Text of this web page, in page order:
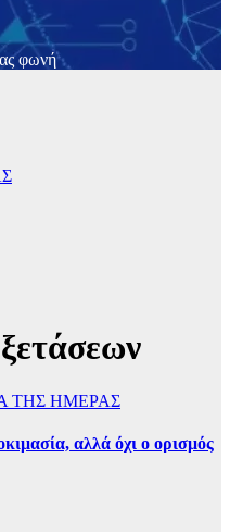
φωνή
ΤΗΣ ΗΜΕΡΑΣ
αλλά όχι ο ορισμός